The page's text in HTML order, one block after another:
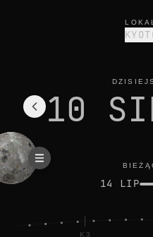
10
14 LIP
K3